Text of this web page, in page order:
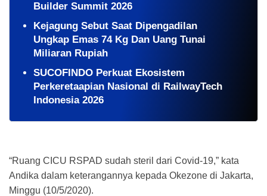
Builder Summit 2026
Kejagung Sebut Saat Dipengadilan
Ungkap Emas 74 Kg Dan Uang Tunai
Miliaran Rupiah
SUCOFINDO Perkuat Ekosistem
Perkeretaapian Nasional di RailwayTech
Indonesia 2026
“Ruang CICU RSPAD sudah steril dari Covid-19,” kata
Andika dalam keterangannya kepada Okezone di Jakarta,
Minggu (10/5/2020).